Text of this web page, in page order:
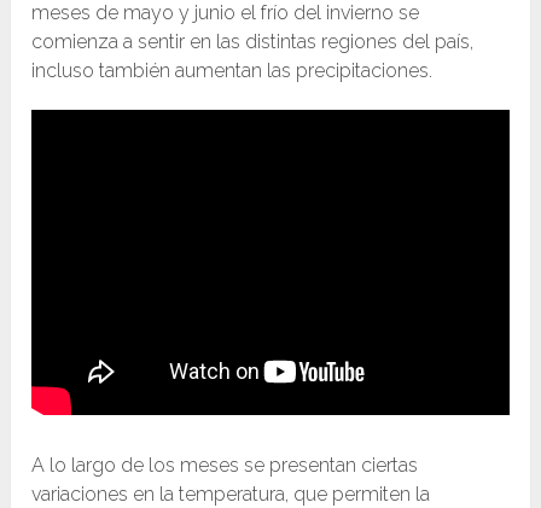
meses de mayo y junio el frío del invierno se
comienza a sentir en las distintas regiones del país,
incluso también aumentan las precipitaciones.
A lo largo de los meses se presentan ciertas
variaciones en la temperatura, que permiten la